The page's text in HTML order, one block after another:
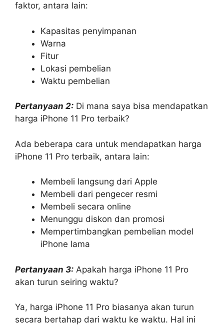
faktor, antara lain:
Kapasitas penyimpanan
Warna
Fitur
Lokasi pembelian
Waktu pembelian
Pertanyaan 2: Di mana saya bisa mendapatkan
harga iPhone 11 Pro terbaik?
Ada beberapa cara untuk mendapatkan harga
iPhone 11 Pro terbaik, antara lain:
Membeli langsung dari Apple
Membeli dari pengecer resmi
Membeli secara online
Menunggu diskon dan promosi
Mempertimbangkan pembelian model
iPhone lama
Pertanyaan 3: Apakah harga iPhone 11 Pro
akan turun seiring waktu?
Ya, harga iPhone 11 Pro biasanya akan turun
secara bertahap dari waktu ke waktu. Hal ini